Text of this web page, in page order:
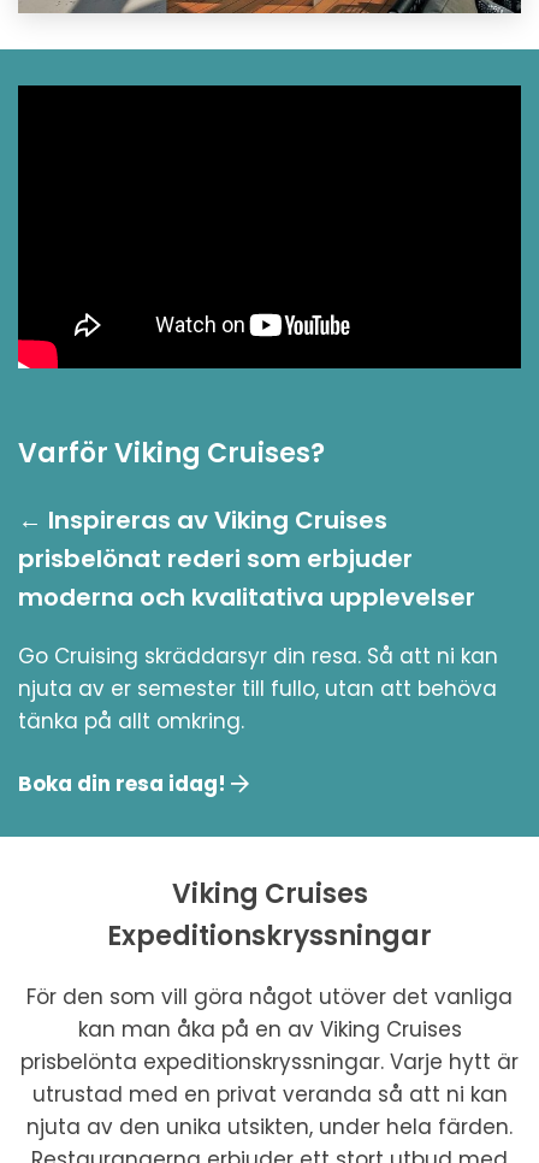
Varför Viking Cruises?
← Inspireras av Viking Cruises
prisbelönat rederi som erbjuder
moderna och kvalitativa upplevelser
Go Cruising skräddarsyr din resa. Så att ni kan
njuta av er semester till fullo, utan att behöva
tänka på allt omkring.
Boka din resa idag!
Viking Cruises
Expeditionskryssningar
För den som vill göra något utöver det vanliga
kan man åka på en av Viking Cruises
prisbelönta expeditionskryssningar. Varje hytt är
utrustad med en privat veranda så att ni kan
njuta av den unika utsikten, under hela färden.